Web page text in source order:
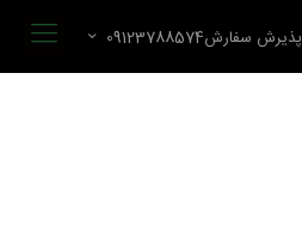
پذیرش سفارش09123788574